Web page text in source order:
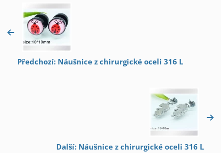
Předchozí: Náušnice z chirurgické oceli 316 L
Další: Náušnice z chirurgické oceli 316 L